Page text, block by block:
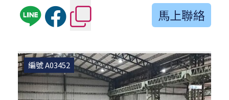
馬上聯絡
編號 A03452